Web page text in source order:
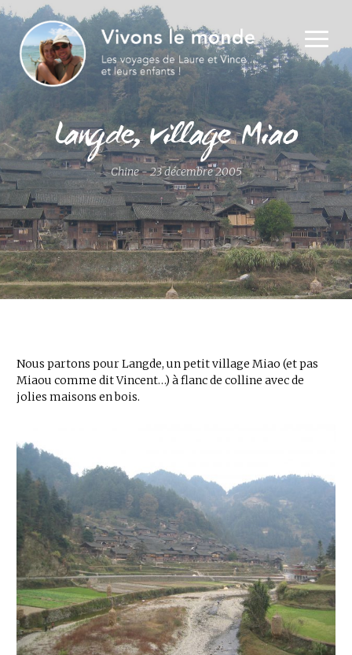
Langde, village Miao
Chine - 23 décembre 2005
Nous partons pour Langde, un petit village Miao (et pas
Miaou comme dit Vincent…) à flanc de colline avec de
jolies maisons en bois.